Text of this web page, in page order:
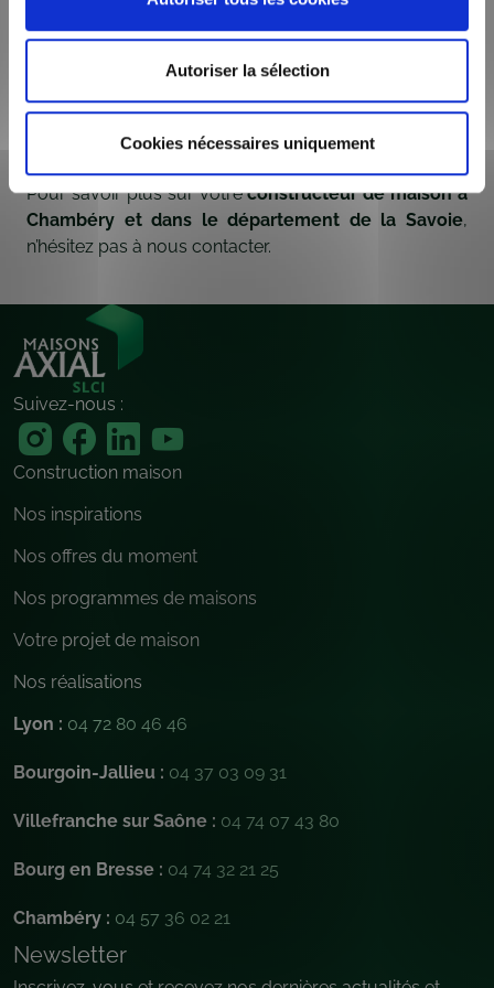
Autoriser la sélection
Cookies nécessaires uniquement
assurances dommages-ouvrages, parfait
achèvement, décennal…
optimisée en accord avec lesRéglementation
Environnementale 2020.
Pour savoir plus sur votreconstructeur de maison à
Chambéry et dans le département de la Savoie,
n’hésitez pas à nous contacter.
Suivez-nous :
Construction maison
Nos inspirations
Nos offres du moment
Nos programmes de maisons
Votre projet de maison
Nos réalisations
Lyon : 04 72 80 46 46
Bourgoin-Jallieu : 04 37 03 09 31
Villefranche sur Saône : 04 74 07 43 80
Bourg en Bresse : 04 74 32 21 25
Chambéry : 04 57 36 02 21
Newsletter